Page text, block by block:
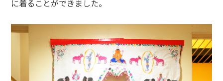
に着ることができました。